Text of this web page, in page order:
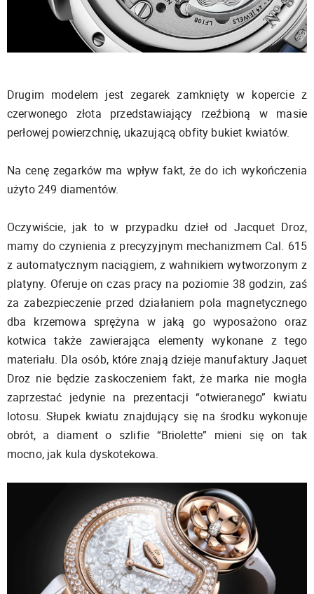
Drugim modelem jest zegarek zamknięty w kopercie z
czerwonego złota przedstawiający rzeźbioną w masie
perłowej powierzchnię, ukazującą obfity bukiet kwiatów.
Na cenę zegarków ma wpływ fakt, że do ich wykończenia
użyto 249 diamentów.
Oczywiście, jak to w przypadku dzieł od Jacquet Droz,
mamy do czynienia z precyzyjnym mechanizmem Cal. 615
z automatycznym naciągiem, z wahnikiem wytworzonym z
platyny. Oferuje on czas pracy na poziomie 38 godzin, zaś
za zabezpieczenie przed działaniem pola magnetycznego
dba krzemowa sprężyna w jaką go wyposażono oraz
kotwica także zawierająca elementy wykonane z tego
materiału. Dla osób, które znają dzieje manufaktury Jaquet
Droz nie będzie zaskoczeniem fakt, że marka nie mogła
zaprzestać jedynie na prezentacji “otwieranego” kwiatu
lotosu. Słupek kwiatu znajdujący się na środku wykonuje
obrót, a diament o szlifie “Briolette” mieni się on tak
mocno, jak kula dyskotekowa.